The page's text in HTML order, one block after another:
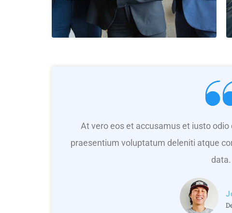
At vero eos et accusamus et iusto
praesentium voluptatum deleniti atque
data.